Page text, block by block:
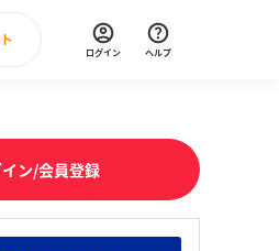
直近のイベント一覧
ログイン ヘルプ
ン/会員登録